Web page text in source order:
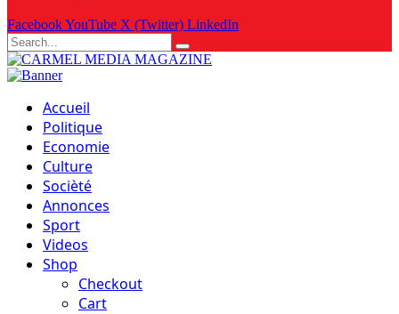
FacebookYouTube X (Twitter) LinkedIn
Accueil
Politique
Economie
Culture
Socièté
Annonces
Sport
Videos
Shop
Checkout
Cart